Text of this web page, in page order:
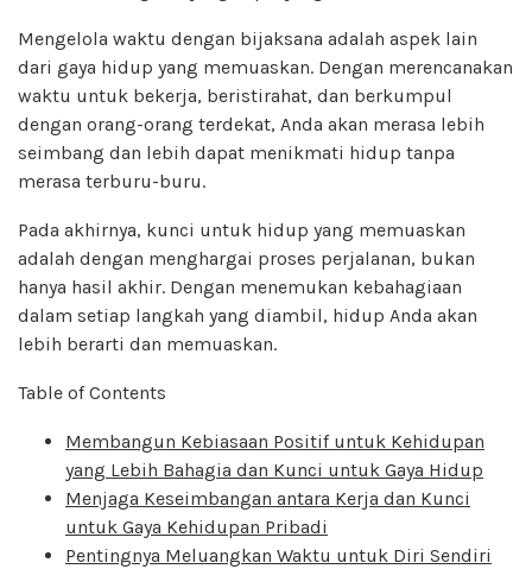
Mengelola waktu dengan bijaksana adalah aspek lain
dari gaya hidup yang memuaskan. Dengan merencanakan
waktu untuk bekerja, beristirahat, dan berkumpul
dengan orang-orang terdekat, Anda akan merasa lebih
seimbang dan lebih dapat menikmati hidup tanpa
merasa terburu-buru.
Pada akhirnya, kunci untuk hidup yang memuaskan
adalah dengan menghargai proses perjalanan, bukan
hanya hasil akhir. Dengan menemukan kebahagiaan
dalam setiap langkah yang diambil, hidup Anda akan
lebih berarti dan memuaskan.
Table of Contents
Membangun Kebiasaan Positif untuk Kehidupan
yang Lebih Bahagia dan Kunci untuk Gaya Hidup
Menjaga Keseimbangan antara Kerja dan Kunci
untuk Gaya Kehidupan Pribadi
Pentingnya Meluangkan Waktu untuk Diri Sendiri